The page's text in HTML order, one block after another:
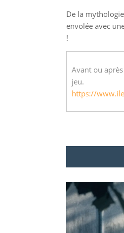
De la
envolée avec
!
Avant ou
jeu.
https://